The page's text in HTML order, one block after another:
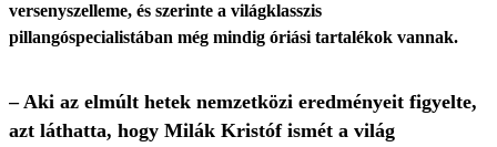
versenyszelleme, és szerinte a világklasszis
pillangóspecialistában még mindig óriási tartalékok vannak.
– Aki az elmúlt hetek nemzetközi eredményeit figyelte,
azt láthatta, hogy Milák Kristóf ismét a világ